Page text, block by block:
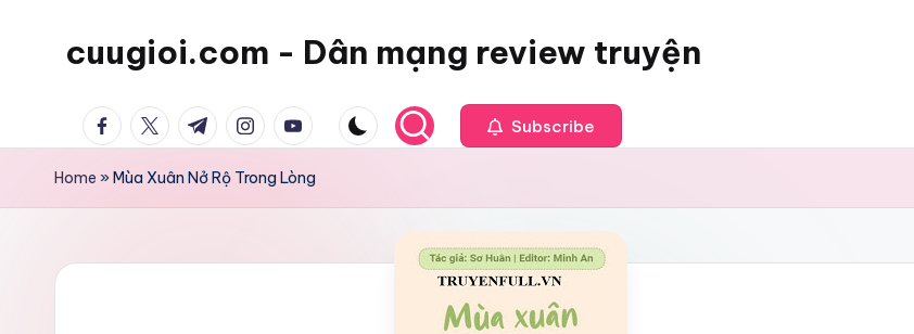
cuugioi.com - Dân mạng review truyện
facebook.com
twitter.com
t.me instagram.com
youtube.com Subscribe
Home »Mùa Xuân Nở Rộ Trong Lòng